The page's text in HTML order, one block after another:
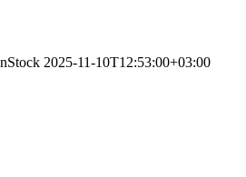
2025-11-10T12:53:00+03:00